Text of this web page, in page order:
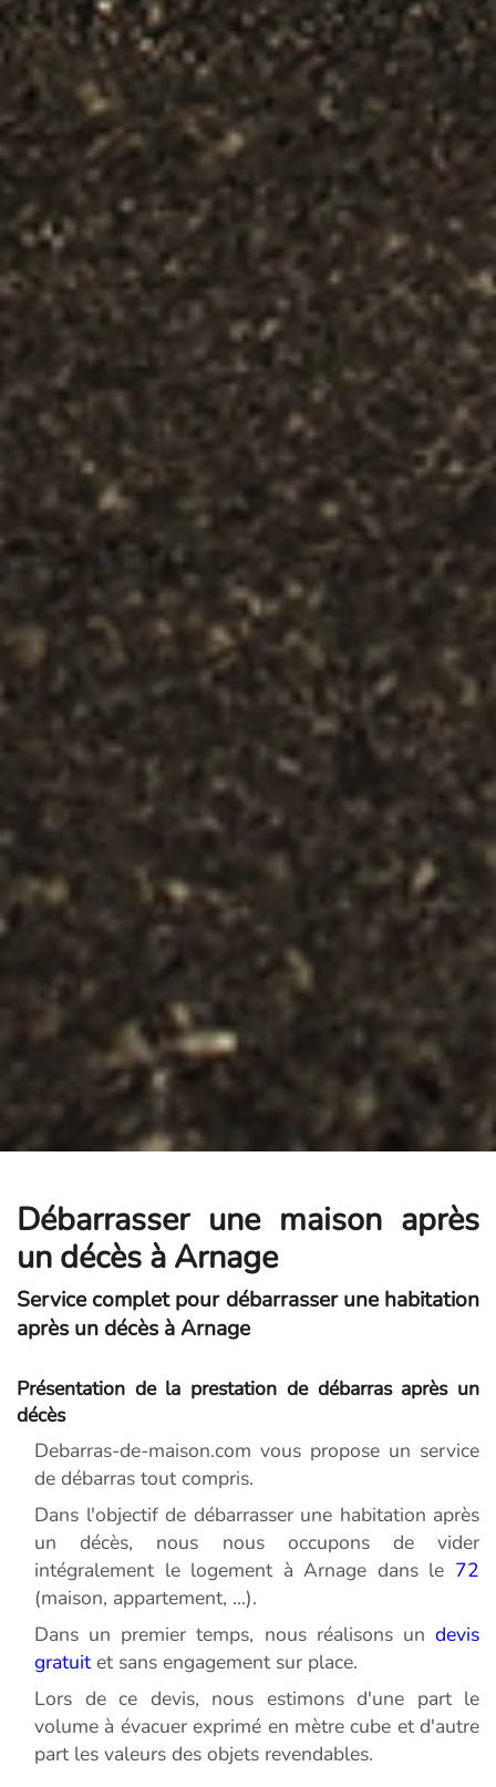
Débarrasser une maison après
un décès à Arnage
Service complet pour débarrasser une habitation
après un décès à Arnage
Présentation de la prestation de débarras après un
décès
Debarras-de-maison.com vous propose un service
de débarras tout compris.
Dans l'objectif de débarrasser une habitation après
un décès, nous nous occupons de vider
intégralement le logement à Arnage dans le 72
(maison, appartement, ...).
Dans un premier temps, nous réalisons un devis
gratuitet sans engagement sur place.
Lors de ce devis, nous estimons d'une part le
volume à évacuer exprimé en mètre cube et d'autre
part les valeurs des objets revendables.